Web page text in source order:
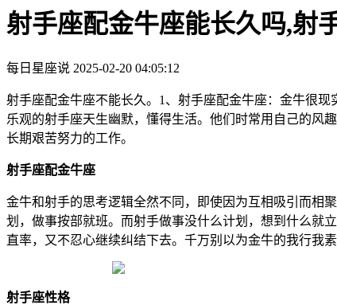
射手座配金牛座能长久吗,射
每日星座说 2025-02-20 04:05:12
射手座配金牛座不能长久。1、射手座配金牛座：金牛很
乐观的射手座天生幽默，懂得生活。他们时常用自己的风
长期艰苦努力的工作。
射手座配金牛座
金牛和射手的思考逻辑全然不同，即使因为互相吸引而相
划，做事按部就班。而射手做事没什么计划，想到什么就
直率，又不忍心继续纠结下去。千万别以为金牛的我行我
射手座性格